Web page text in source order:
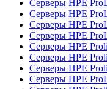
Серверы HPE
Серверы HPE
Серверы HPE
Серверы HPE
Серверы HPE
Серверы HPE
Серверы HPE
Серверы HPE